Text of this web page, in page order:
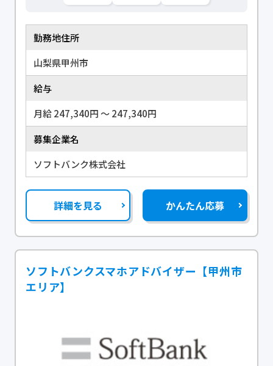
勤務地住所
山梨県甲州市
給与
月給 247,340円 〜 247,340円
募集企業名
ソフトバンク株式会社
詳細を見る かんたん応募
ソフトバンクスマホアドバイザー【甲州市
エリア】